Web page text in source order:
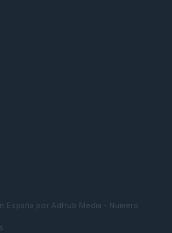
por AdHub Media - Numero